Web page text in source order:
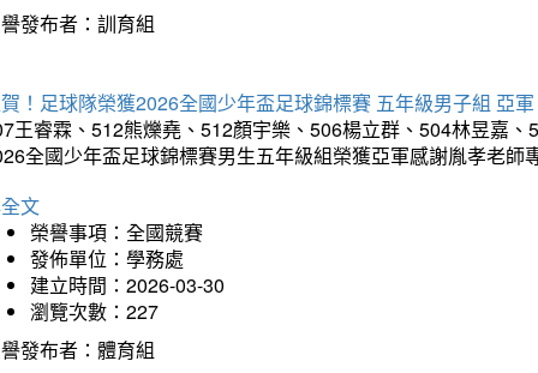
發布者：訓育組
！足球隊榮獲2026全國少年盃足球錦標賽 五年級男子組 亞軍
王睿霖、512熊爍堯、512顏宇樂、506楊立群、504林昱嘉
全國少年盃足球錦標賽男生五年級組榮獲亞軍感謝胤孝老師
文
榮譽事項：全國競賽
發佈單位：學務處
建立時間：2026-03-30
瀏覽次數：227
發布者：體育組